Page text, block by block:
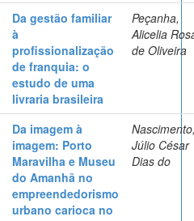
Da gestão familiar
à
profissionalização
de franquia: o
estudo de uma
livraria brasileira
Peçanha,
Alicelia
de Oliveira
Da imagem à
imagem: Porto
Maravilha e Museu
do Amanhã no
empreendedorismo
urbano carioca no
Júlio César
Dias do